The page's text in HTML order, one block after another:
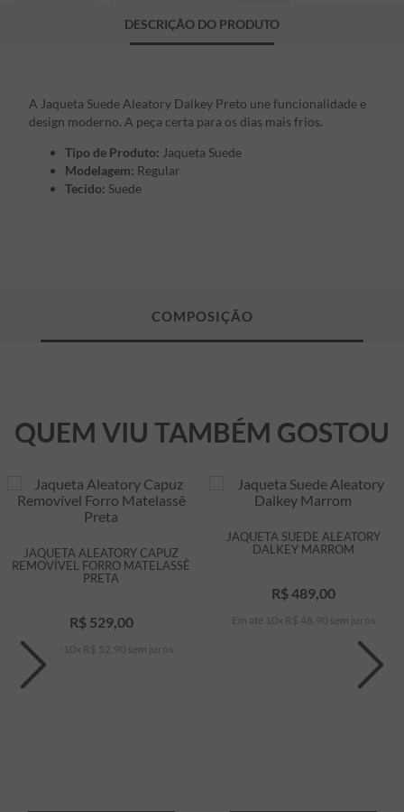
DESCRIÇÃO DO PRODUTO
A Jaqueta Suede Aleatory Dalkey Preto une funcionalidade e
design moderno. A peça certa para os dias mais frios.
Tipo de Produto: Jaqueta Suede
Modelagem: Regular
Tecido: Suede
QUEM VIU TAMBÉM GOSTOU
JAQUETA ALEATORY CAPUZ
REMOVÍVEL FORRO MATELASSÊ
PRETA
R$ 529,00
Em até 10 x R$ 52 90 sem juros
JAQUETA SUEDE ALEATORY
DALKEY MARROM
R$489,00
Em até 10 x R$ 48 90 sem juros